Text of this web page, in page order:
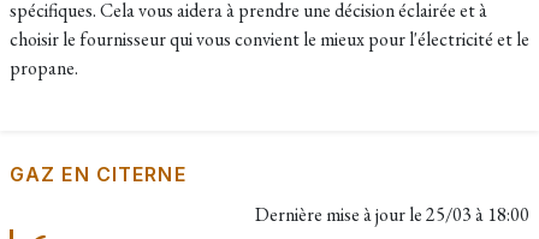
spécifiques. Cela vous aidera à prendre une décision éclairée et à
choisir le fournisseur qui vous convient le mieux pour l'électricité et le
propane.
GAZ EN CITERNE
Dernière mise à jour le25/03 à 18:00